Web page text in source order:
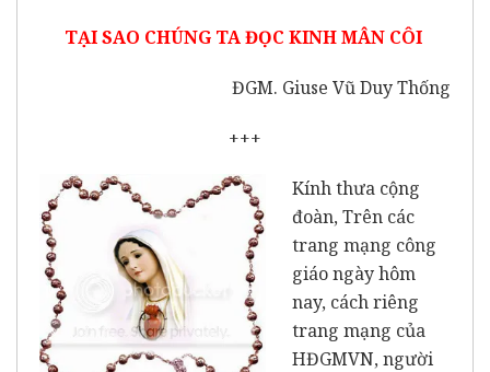
TẠI SAO CHÚNG TA ĐỌC KINH MÂN CÔI
ĐGM. Giuse Vũ Duy Thống
+++
Kính thưa cộng
đoàn, Trên các
trang mạng công
giáo ngày hôm
nay, cách riêng
trang mạng của
HĐGMVN, người